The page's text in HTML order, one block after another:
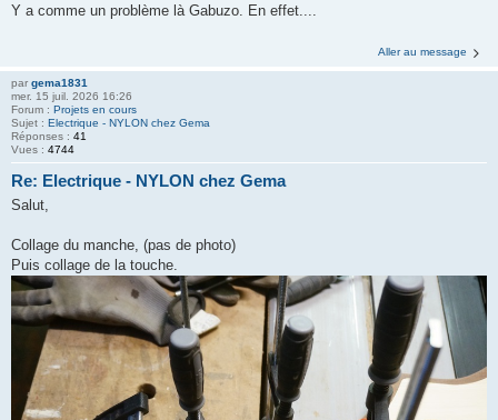
Y a comme un problème là Gabuzo. En effet....
Aller au message
par gema1831
mer. 15 juil. 2026 16:26
Forum : Projets en cours
Sujet : Electrique - NYLON chez Gema
Réponses : 41
Vues : 4744
Re: Electrique - NYLON chez Gema
Salut,
Collage du manche, (pas de photo)
Puis collage de la touche.